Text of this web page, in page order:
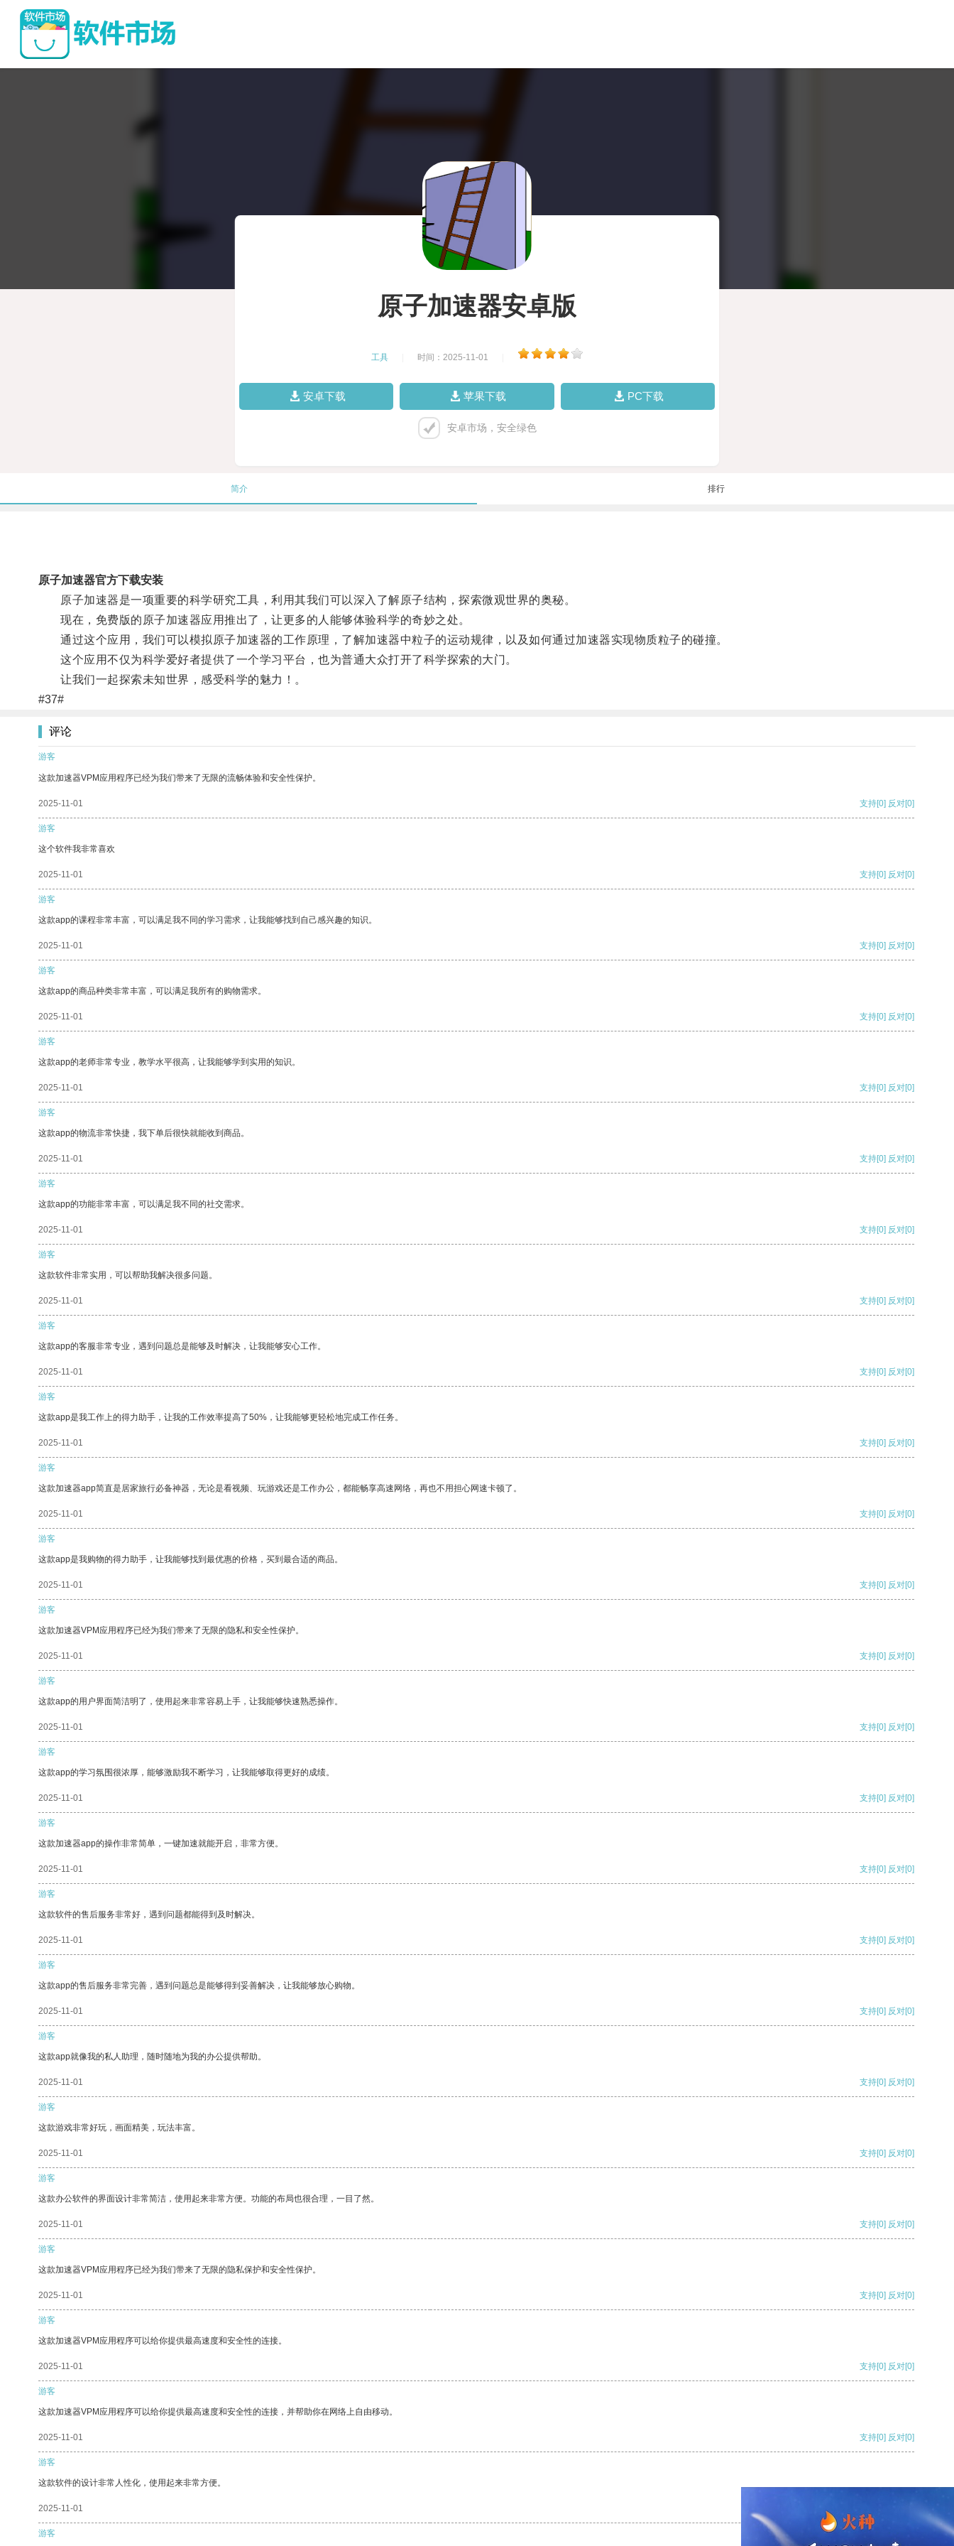
原子加速器安卓版
工具 时间：2025-11-01
安卓下载 苹果下载 PC下载
安卓市场，安全绿色
简介 排行
原子加速器官方下载安装
原子加速器是一项重要的科学研究工具，利用其我们可以深入了解原子结构，探索微观世界的奥秘。
现在，免费版的原子加速器应用推出了，让更多的人能够体验科学的奇妙之处。
通过这个应用，我们可以模拟原子加速器的工作原理，了解加速器中粒子的运动规律，以及如何通过加速器实现物质粒子的碰撞。
这个应用不仅为科学爱好者提供了一个学习平台，也为普通大众打开了科学探索的大门。
让我们一起探索未知世界，感受科学的魅力！。
#37#
评论
游客
这款加速器VPM应用程序已经为我们带来了无限的流畅体验和安全性保护。
2025-11-01 支持[0] 反对[0]
游客
这个软件我非常喜欢
2025-11-01 支持[0] 反对[0]
游客
这款app的课程非常丰富，可以满足我不同的学习需求，让我能够找到自己感兴趣的知识。
2025-11-01 支持[0] 反对[0]
游客
这款app的商品种类非常丰富，可以满足我所有的购物需求。
2025-11-01 支持[0] 反对[0]
游客
这款app的老师非常专业，教学水平很高，让我能够学到实用的知识。
2025-11-01 支持[0] 反对[0]
游客
这款app的物流非常快捷，我下单后很快就能收到商品。
2025-11-01 支持[0] 反对[0]
游客
这款app的功能非常丰富，可以满足我不同的社交需求。
2025-11-01 支持[0] 反对[0]
游客
这款软件非常实用，可以帮助我解决很多问题。
2025-11-01 支持[0] 反对[0]
游客
这款app的客服非常专业，遇到问题总是能够及时解决，让我能够安心工作。
2025-11-01 支持[0] 反对[0]
游客
这款app是我工作上的得力助手，让我的工作效率提高了50%，让我能够更轻松地完成工作任务。
2025-11-01 支持[0] 反对[0]
游客
这款加速器app简直是居家旅行必备神器，无论是看视频、玩游戏还是工作办公，都能畅享高速网络，再也不用担心网速卡顿了。
2025-11-01 支持[0] 反对[0]
游客
这款app是我购物的得力助手，让我能够找到最优惠的价格，买到最合适的商品。
2025-11-01 支持[0] 反对[0]
游客
这款加速器VPM应用程序已经为我们带来了无限的隐私和安全性保护。
2025-11-01 支持[0] 反对[0]
游客
这款app的用户界面简洁明了，使用起来非常容易上手，让我能够快速熟悉操作。
2025-11-01 支持[0] 反对[0]
游客
这款app的学习氛围很浓厚，能够激励我不断学习，让我能够取得更好的成绩。
2025-11-01 支持[0] 反对[0]
游客
这款加速器app的操作非常简单，一键加速就能开启，非常方便。
2025-11-01 支持[0] 反对[0]
游客
这款软件的售后服务非常好，遇到问题都能得到及时解决。
2025-11-01 支持[0] 反对[0]
游客
这款app的售后服务非常完善，遇到问题总是能够得到妥善解决，让我能够放心购物。
2025-11-01 支持[0] 反对[0]
游客
这款app就像我的私人助理，随时随地为我的办公提供帮助。
2025-11-01 支持[0] 反对[0]
游客
这款游戏非常好玩，画面精美，玩法丰富。
2025-11-01 支持[0] 反对[0]
游客
这款办公软件的界面设计非常简洁，使用起来非常方便。功能的布局也很合理，一目了然。
2025-11-01 支持[0] 反对[0]
游客
这款加速器VPM应用程序已经为我们带来了无限的隐私保护和安全性保护。
2025-11-01 支持[0] 反对[0]
游客
这款加速器VPM应用程序可以给你提供最高速度和安全性的连接。
2025-11-01 支持[0] 反对[0]
游客
这款加速器VPM应用程序可以给你提供最高速度和安全性的连接，并帮助你在网络上自由移动。
2025-11-01 支持[0] 反对[0]
游客
这款软件的设计非常人性化，使用起来非常方便。
2025-11-01
游客